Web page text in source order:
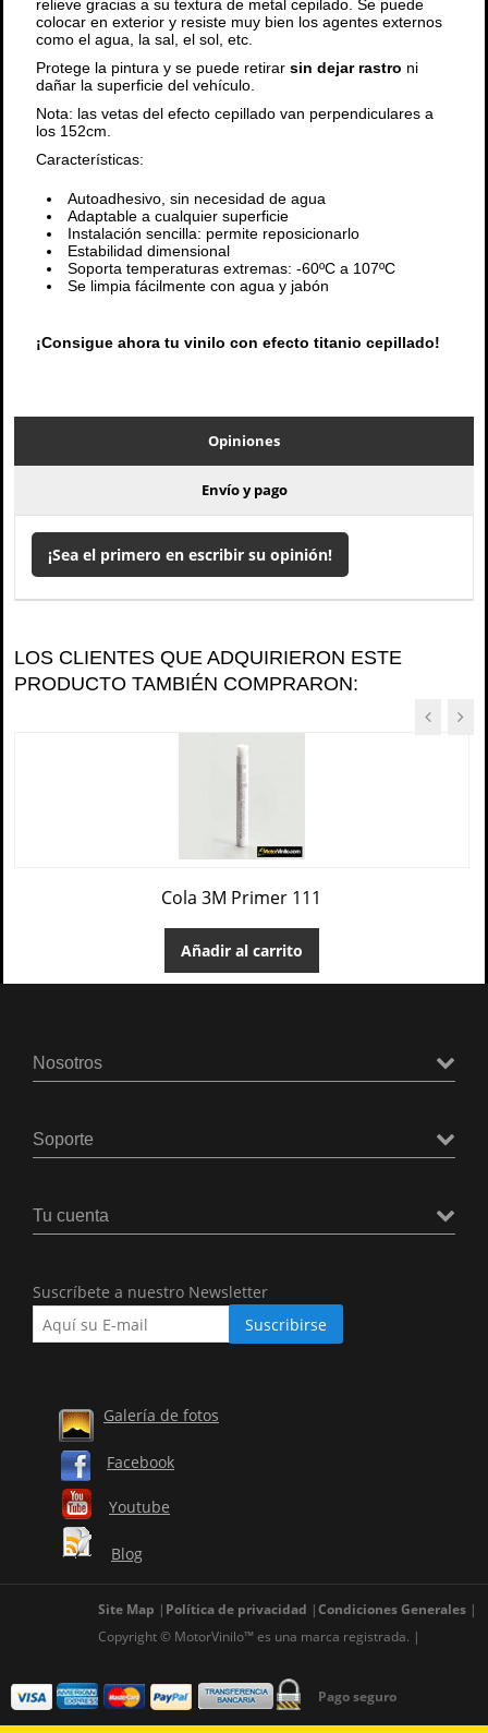
relieve gracias a su textura de metal cepilado. Se puede
colocar en exterior y resiste muy bien los agentes externos
como el agua, la sal, el sol, etc.
Protege la pintura y se puede retirar sin dejar rastro ni
dañar la superficie del vehículo.
Nota: las vetas del efecto cepillado van perpendiculares a
los 152cm.
Características:
Autoadhesivo, sin necesidad de agua
Adaptable a cualquier superficie
Instalación sencilla: permite reposicionarlo
Estabilidad dimensional
Soporta temperaturas extremas: -60ºC a 107ºC
Se limpia fácilmente con agua y jabón
¡Consigue ahora tu vinilo con efecto titanio cepillado!
Opiniones
Envío y pago
¡Sea el primero en escribir su opinión!
LOS CLIENTES QUE ADQUIRIERON ESTE
PRODUCTO TAMBIÉN COMPRARON:
Cola 3M Primer 111
Añadir al carrito
Nosotros
Soporte
Tu cuenta
Suscríbete a nuestro Newsletter
Galería de fotos
Facebook
Youtube
Blog
Site Map Política de privacidad
Condiciones Generales
Copyright © MotorVinilo™ es una marca registrada.
Pago seguro